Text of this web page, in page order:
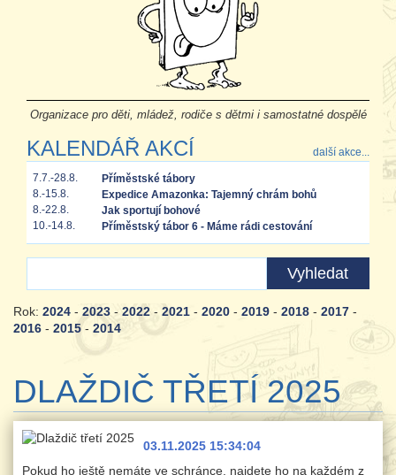
Organizace pro děti, mládež, rodiče s dětmi i samostatné dospělé
KALENDÁŘ AKCÍ další akce...
7.7.-28.8.
Příměstské tábory
8.-15.8.
Expedice Amazonka: Tajemný chrám bohů
8.-22.8.
Jak sportují bohové
10.-14.8.
Příměstský tábor 6 - Máme rádi cestování
Rok: 2024 - 2023 - 2022 - 2021 - 2020 - 2019 - 2018 - 2017 -
2016 - 2015 - 2014
DLAŽDIČ TŘETÍ 2025
03.11.2025 15:34:04
Pokud ho ještě nemáte ve schránce, najdete ho na každém z